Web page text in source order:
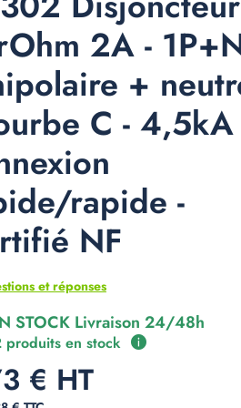
2A -
+
C - 4,5kA
rapide -
NF
et réponses
STOCK Livraison 24/48h
produits en stock
€ HT